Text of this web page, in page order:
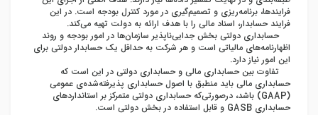
فرایندها، برنامه‌ریزی و تصمیم‌گیری در مورد کنترل بودجه است. در این
فرایند حسابدار، اسناد مالی را با هدف ارائه به دولت تهیه می‌کند.
حسابداری دولتی بخش جدایی‌ناپذیر سازمان‌ها در امور بودجه و روند
اظهارنامه‌‌های مالیاتی است و هر شرکت به حداقل یک حسابدار دولتی برای
این امور نیاز دارد.
تفاوت بین حسابداری مالی و حسابداری دولتی در این است که
حسابداری مالی باید منطبق با اصول حسابداری پذیرفته‌شده‌ی عمومی
‌(GAAP) باشد، درصورتی‌که حسابداری دولتی متمرکز بر استاندارد‌های
حسابداری GASB و قابل استفاده در بخش دولتی است.